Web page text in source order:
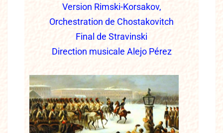
Version Rimski-Korsakov,
Orchestration de Chostakovitch
Final de Stravinski
Direction musicale Alejo Pérez